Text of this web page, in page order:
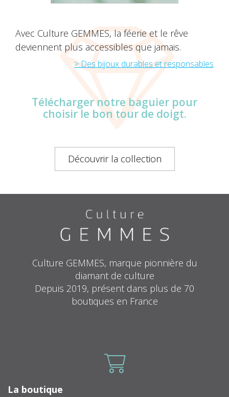
Avec Culture GEMMES, la féerie et le rêve
deviennent plus accessibles que jamais.
> Des bijoux durables et responsables
Télécharger notre baguier pour
choisir le bon tour de doigt.
Découvrir la collection
Culture GEMMES, marque pionnière du
diamant de culture
Depuis 2019, présent dans plus de 70
boutiques en France
La boutique